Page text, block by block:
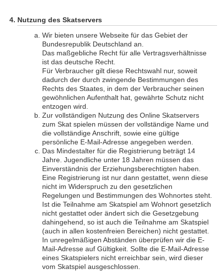
Nutzung des Skatservers
Wir bieten unsere Webseite für das Gebiet der
Bundesrepublik Deutschland an.
Das maßgebliche Recht für alle Vertragsverhältnisse
ist das deutsche Recht.
Für Verbraucher gilt diese Rechtswahl nur, soweit
dadurch der durch zwingende Bestimmungen des
Rechts des Staates, in dem der Verbraucher seinen
gewöhnlichen Aufenthalt hat, gewährte Schutz nicht
entzogen wird.
Zur vollständigen Nutzung des Online Skatservers
zum Skat spielen müssen der vollständige Name und
die vollständige Anschrift, sowie eine gültige
persönliche E-Mail-Adresse angegeben werden.
Das Mindestalter für die Registrierung beträgt 14
Jahre. Jugendliche unter 18 Jahren müssen das
Einverständnis der Erziehungsberechtigten haben.
Eine Registrierung ist nur dann gestattet, wenn diese
nicht im Widerspruch zu den gesetzlichen
Regelungen und Bestimmungen des Wohnortes steht.
Ist die Teilnahme am Skatspiel am Wohnort gesetzlich
nicht gestattet oder ändert sich die Gesetzgebung
dahingehend, so ist auch die Teilnahme am Skatspiel
(auch in allen kostenfreien Bereichen) nicht gestattet.
In unregelmäßigen Abständen überprüfen wir die E-
Mail-Adresse auf Gültigkeit. Sollte die E-Mail-Adresse
eines Skatspielers nicht erreichbar sein, wird dieser
vom Skatspiel ausgeschlossen.